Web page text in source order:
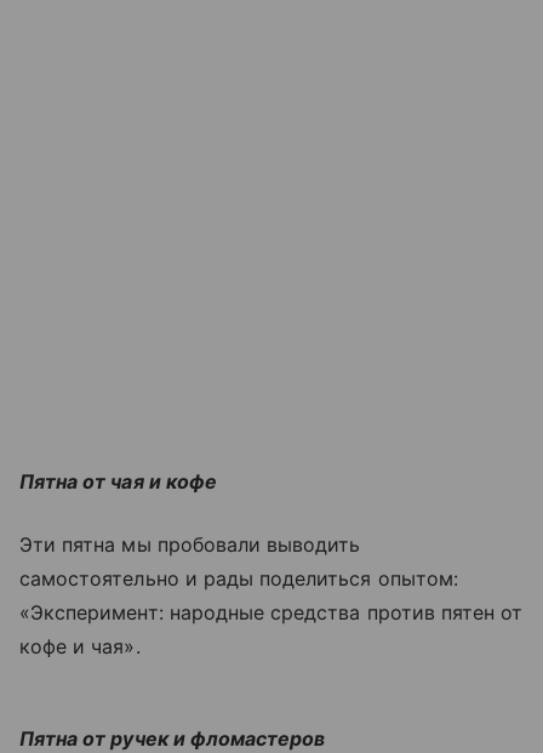
Пятна от чая и кофе
Эти пятна мы пробовали выводить
самостоятельно и рады поделиться опытом:
«Эксперимент: народные средства против пятен от
кофе и чая».
Пятна от ручек и фломастеров